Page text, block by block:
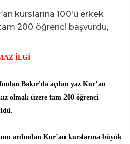
kurslarına 100'ü erkek
200 öğrenci başvurdu,
İLGİ
Bakır'da açılan yaz Kur’an
olmak üzere tam 200 öğrenci
ardından Kur’an kurslarına büyük